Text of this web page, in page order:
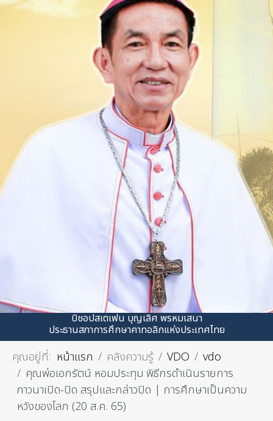
บิชอปสเตเฟน บุญเลิศ พรหมเสนา
ประธานสภาการศึกษาคาทอลิกแห่งประเทศไทย
คุณอยู่ที่: หน้าแรก คลังความรู้ VDO
vdo
คุณพ่อเอกรัตน์ หอมประทุม พิธีกรดำเนินรายการ
ภาวนาเปิด-ปิด สรุปและกล่าวปิด | การศึกษาเป็นความ
หวังของโลก (20 ส.ค. 65)